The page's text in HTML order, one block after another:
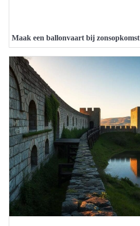
Maak een ballonvaart bij zonsopkomst